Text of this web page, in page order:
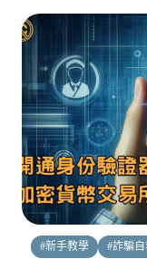
#新手教學 #詐騙